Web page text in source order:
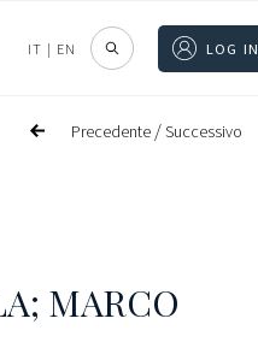
IT | EN LOG IN
Precedente /Successivo
MARCO